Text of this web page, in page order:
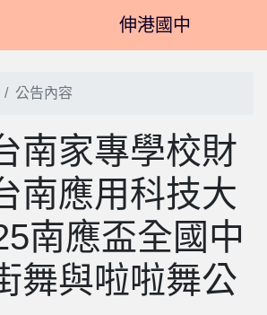
伸港國中
公告內容
南家專學校財
南應用科技大
南應盃全國中
舞與啦啦舞公